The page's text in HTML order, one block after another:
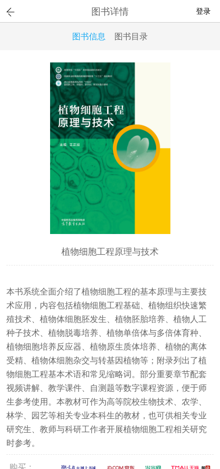
图书详情 登录
图书信息 图书目录
植物细胞工程原理与技术
本书系统全面介绍了植物细胞工程的基本原理与主要技
术应用，内容包括植物细胞工程基础、植物组织快速繁
殖技术、植物体细胞胚发生、植物胚胎培养、植物人工
种子技术、植物脱毒培养、植物单倍体与多倍体育种、
植物细胞培养反应器、植物原生质体培养、植物的离体
受精、植物体细胞杂交与转基因植物等；附录列出了植
物细胞工程基本术语和常见缩略词。部分重要章节配套
视频讲解、教学课件、自测题等数字课程资源，便于师
生参考使用。本教材可作为高等院校生物技术、农学、
林学、园艺等相关专业本科生的教材，也可供相关专业
研究生、教师与科研工作者开展植物细胞工程相关研究
时参考。